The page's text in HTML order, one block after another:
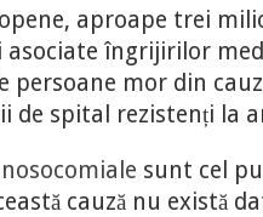
aproape trei
asociate îngrijirilor
persoane mor din
de spital rezistenți la
sunt cel
cauză nu există